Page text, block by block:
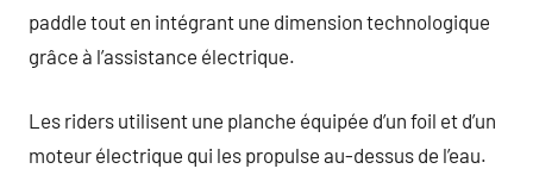
paddle tout en intégrant une dimension technologique
grâce à l’assistance électrique.
Les riders utilisent une planche équipée d’un foil et d’un
moteur électrique qui les propulse au-dessus de l’eau.